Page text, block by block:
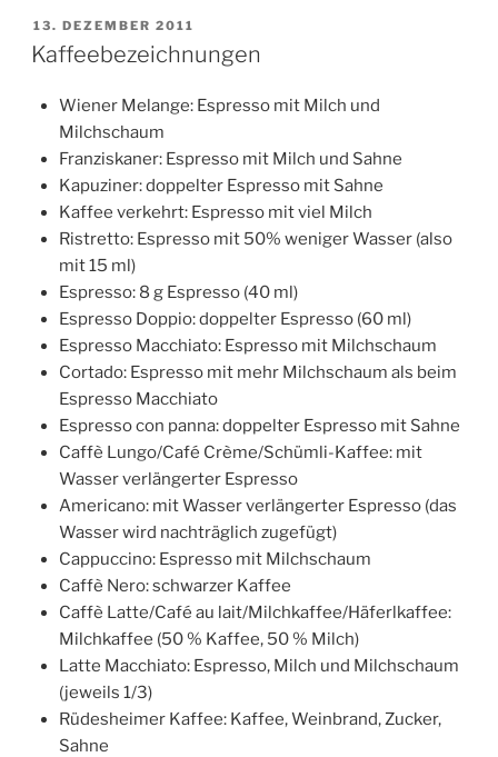
VERÖFFENTLICHT
AM
13. DEZEMBER 2011
Kaffeebezeichnungen
Wiener Melange: Espresso mit Milch und
Milchschaum
Franziskaner: Espresso mit Milch und Sahne
Kapuziner: doppelter Espresso mit Sahne
Kaffee verkehrt: Espresso mit viel Milch
Ristretto: Espresso mit 50% weniger Wasser (also
mit 15 ml)
Espresso: 8 g Espresso (40 ml)
Espresso Doppio: doppelter Espresso (60 ml)
Espresso Macchiato: Espresso mit Milchschaum
Cortado: Espresso mit mehr Milchschaum als beim
Espresso Macchiato
Espresso con panna: doppelter Espresso mit Sahne
Caffè Lungo/Café Crème/Schümli-Kaffee: mit
Wasser verlängerter Espresso
Americano: mit Wasser verlängerter Espresso (das
Wasser wird nachträglich zugefügt)
Cappuccino: Espresso mit Milchschaum
Caffè Nero: schwarzer Kaffee
Caffè Latte/Café au lait/Milchkaffee/Häferlkaffee:
Milchkaffee (50 % Kaffee, 50 % Milch)
Latte Macchiato: Espresso, Milch und Milchschaum
(jeweils 1/3)
Rüdesheimer Kaffee: Kaffee, Weinbrand, Zucker,
Sahne